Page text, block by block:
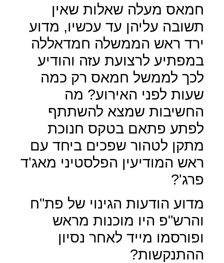
חמאס מעלה שאלות שאין
תשובה עליהן עד עכשיו, מדוע
ירד ראש הממשלה חמדאללה
במפתיע לרצועת עזה והודיע
לכך לממשל חמאס רק כמה
שעות לפני האירוע? מה
החשיבות שמצא להשתתף
לפתע פתאם בטקס חנוכת
מתקן לטהור שפכים ביחד עם
ראש המודיעין הפלסטיני מאג'ד
פרג'?
מדוע הודעות הגינוי של פת"ח
והרש"פ היו מוכנות מראש
ופורסמו מייד לאחר נסיון
ההתנקשות?